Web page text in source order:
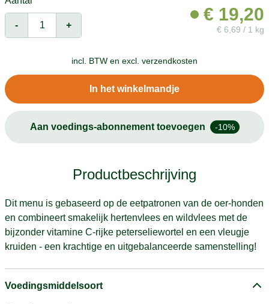
- +
€ 19,20
€ 6,69 / 1 kg
incl. BTW en excl. verzendkosten
In het winkelmandje
Aan voedings-abonnement toevoegen -10%
Productbeschrijving
Dit menu is gebaseerd op de eetpatronen van de oer-honden
en combineert smakelijk hertenvlees en wildvlees met de
bijzonder vitamine C-rijke peterseliewortel en een vleugje
kruiden - een krachtige en uitgebalanceerde samenstelling!
Voedingsmiddelsoort